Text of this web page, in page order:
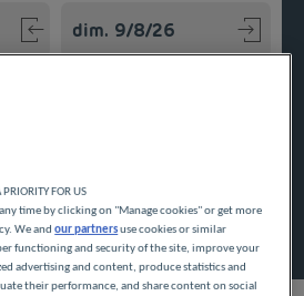
with the calendar and select
Rechercher
PRIORITY FOR US
time by clicking on "Manage cookies" or get more
We andour partnersuse cookies or similar
functioning and security of the site, improve your
advertising and content, produce statistics and
their performance, and share content on social